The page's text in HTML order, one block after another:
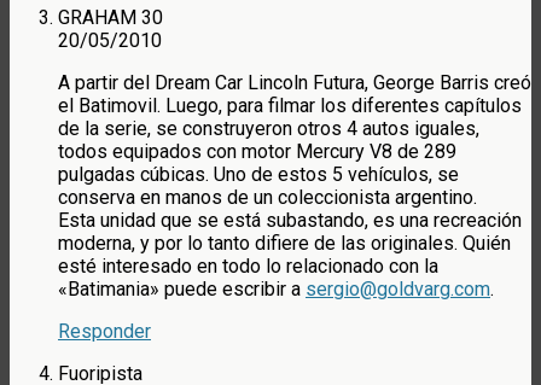
GRAHAM 30
20/05/2010
A partir del Dream Car Lincoln Futura, George Barris creó
el Batimovil. Luego, para filmar los diferentes capítulos
de la serie, se construyeron otros 4 autos iguales,
todos equipados con motor Mercury V8 de 289
pulgadas cúbicas. Uno de estos 5 vehículos, se
conserva en manos de un coleccionista argentino.
Esta unidad que se está subastando, es una recreación
moderna, y por lo tanto difiere de las originales. Quién
esté interesado en todo lo relacionado con la
«Batimania» puede escribir a sergio@goldvarg.com.
Responder
Fuoripista